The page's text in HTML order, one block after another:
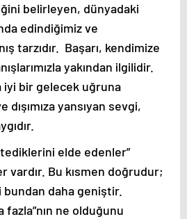
belirleyen, dünyadaki
edindiğimiz ve
tarzıdır. Başarı, kendimize
yakından ilgilidir.
iyi bir gelecek uğruna
yansıyan sevgi,
elde edenler”
vardır. Bu kısmen doğrudur;
bundan daha geniştir.
fazla”nın ne olduğunu